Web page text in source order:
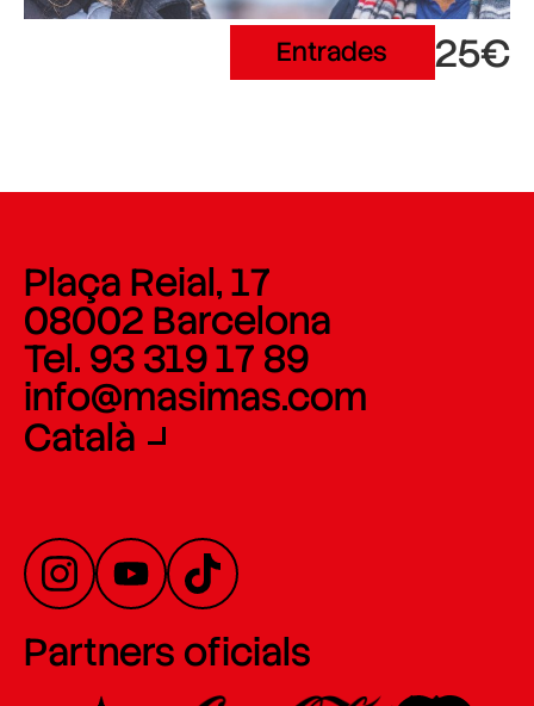
Entrades 25€
Plaça Reial, 17
08002 Barcelona
Tel. 93 319 17 89
info@masimas.com
Català
Partners oficials